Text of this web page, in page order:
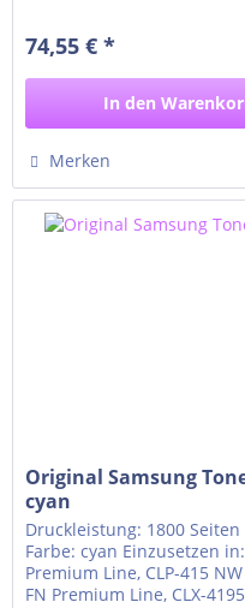
Xpress C1860 fw Premium
74,55 € *
In den
Merken
Original Samsung
cyan
Druckleistung: 1800
Farbe: cyan Einzusetzen
Premium Line, CLP-415
FN Premium Line, CLX-